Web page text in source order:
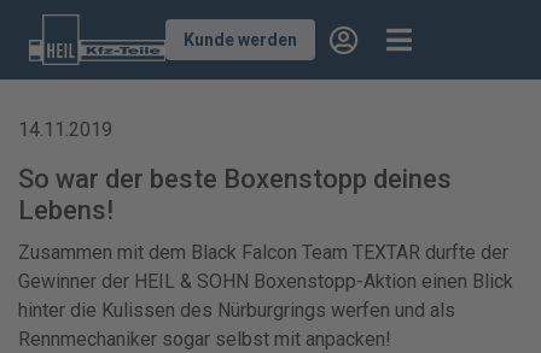
Kunde werden
14.11.2019
So war der beste Boxenstopp deines
Lebens!
Zusammen mit dem Black Falcon Team TEXTAR durfte der
Gewinner der HEIL & SOHN Boxenstopp-Aktion einen Blick
hinter die Kulissen des Nürburgrings werfen und als
Rennmechaniker sogar selbst mit anpacken!